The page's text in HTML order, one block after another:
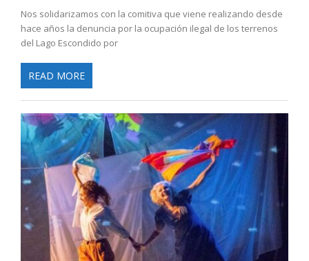
Nos solidarizamos con la comitiva que viene realizando desde
hace años la denuncia por la ocupación ilegal de los terrenos
del Lago Escondido por
READ MORE